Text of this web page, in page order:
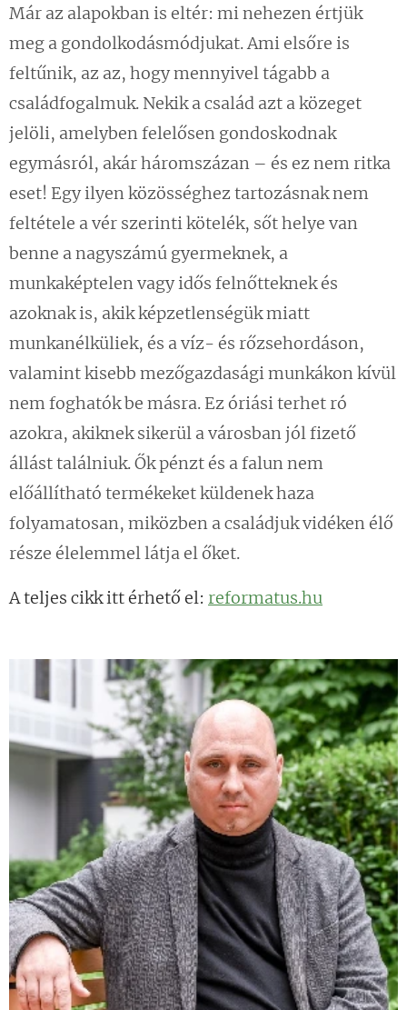
Már az alapokban is eltér: mi nehezen értjük
meg a gondolkodásmódjukat. Ami elsőre is
feltűnik, az az, hogy mennyivel tágabb a
családfogalmuk. Nekik a család azt a közeget
jelöli, amelyben felelősen gondoskodnak
egymásról, akár háromszázan – és ez nem ritka
eset! Egy ilyen közösséghez tartozásnak nem
feltétele a vér szerinti kötelék, sőt helye van
benne a nagyszámú gyermeknek, a
munkaképtelen vagy idős felnőtteknek és
azoknak is, akik képzetlenségük miatt
munkanélküliek, és a víz- és rőzsehordáson,
valamint kisebb mezőgazdasági munkákon kívül
nem foghatók be másra. Ez óriási terhet ró
azokra, akiknek sikerül a városban jól fizető
állást találniuk. Ők pénzt és a falun nem
előállítható termékeket küldenek haza
folyamatosan, miközben a családjuk vidéken élő
része élelemmel látja el őket.
A teljes cikk itt érhető el: reformatus.hu